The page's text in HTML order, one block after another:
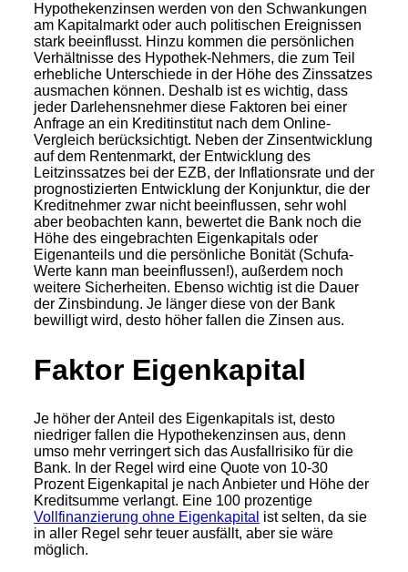
Hypothekenzinsen werden von den Schwankungen
am Kapitalmarkt oder auch politischen Ereignissen
stark beeinflusst. Hinzu kommen die persönlichen
Verhältnisse des Hypothek-Nehmers, die zum Teil
erhebliche Unterschiede in der Höhe des Zinssatzes
ausmachen können. Deshalb ist es wichtig, dass
jeder Darlehensnehmer diese Faktoren bei einer
Anfrage an ein Kreditinstitut nach dem Online-
Vergleich berücksichtigt. Neben der Zinsentwicklung
auf dem Rentenmarkt, der Entwicklung des
Leitzinssatzes bei der EZB, der Inflationsrate und der
prognostizierten Entwicklung der Konjunktur, die der
Kreditnehmer zwar nicht beeinflussen, sehr wohl
aber beobachten kann, bewertet die Bank noch die
Höhe des eingebrachten Eigenkapitals oder
Eigenanteils und die persönliche Bonität (Schufa-
Werte kann man beeinflussen!), außerdem noch
weitere Sicherheiten. Ebenso wichtig ist die Dauer
der Zinsbindung. Je länger diese von der Bank
bewilligt wird, desto höher fallen die Zinsen aus.
Faktor Eigenkapital
Je höher der Anteil des Eigenkapitals ist, desto
niedriger fallen die Hypothekenzinsen aus, denn
umso mehr verringert sich das Ausfallrisiko für die
Bank. In der Regel wird eine Quote von 10-30
Prozent Eigenkapital je nach Anbieter und Höhe der
Kreditsumme verlangt. Eine 100 prozentige
Vollfinanzierung ohne Eigenkapital ist selten, da sie
in aller Regel sehr teuer ausfällt, aber sie wäre
möglich.